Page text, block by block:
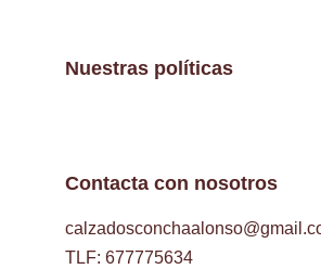
Contacta con nosotros
Nuestras políticas
TLF: 677775634